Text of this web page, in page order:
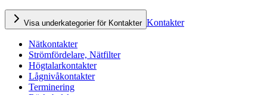
Visa underkategorier för Kontakter Kontakter
Nätkontakter
Strömfördelare, Nätfilter
Högtalarkontakter
Lågnivåkontakter
Terminering